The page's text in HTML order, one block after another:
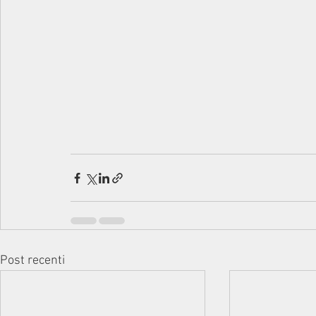
Post recenti